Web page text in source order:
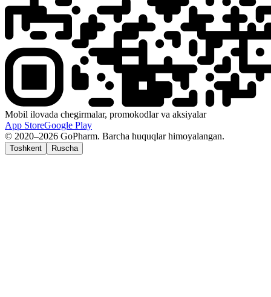
Mobil ilovada chegirmalar, promokodlar va aksiyalar
App StoreGoogle Play
© 2020–2026 GoPharm. Barcha huquqlar himoyalangan.
Toshkent Ruscha